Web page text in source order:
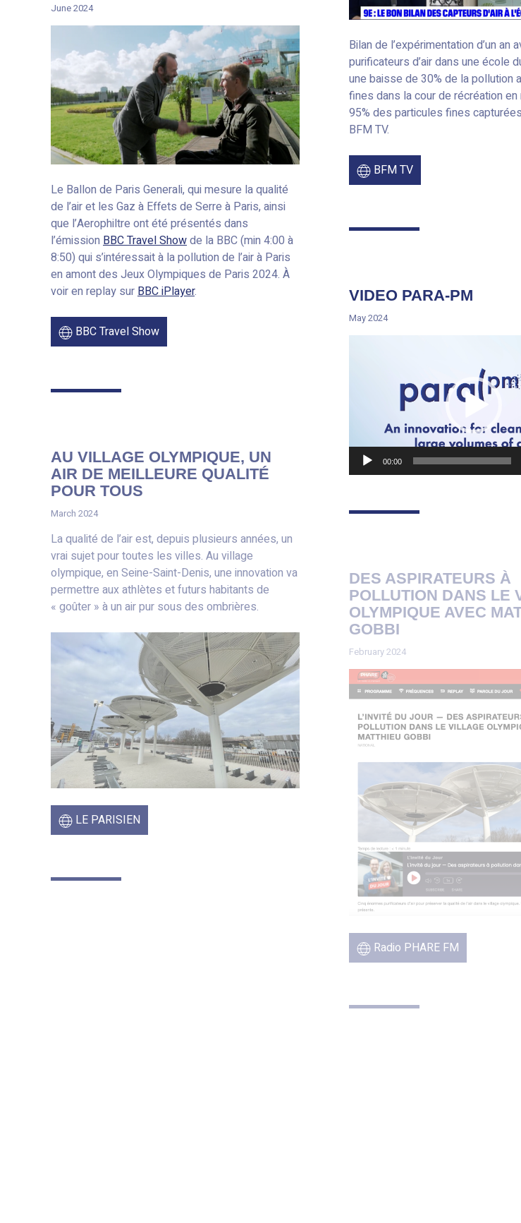
Bilan de l’expérimentation d’un an
purificateurs d’air dans une école
une baisse de 30% de la pollution
fines dans la cour de récréation
95% des particules fines
BFM TV.
BFM TV
June 2024
Le Ballon de Paris Generali, qui mesure la qualité
de l’air et les Gaz à Effets de Serre à Paris, ainsi
que l’Aerophiltre ont été présentés dans
l’émission BBC Travel Showde la BBC (min 4:00 à
8:50) qui s’intéressait à la pollution de l’air à Paris
en amont des Jeux Olympiques de Paris 2024. À
voir en replay surBBC iPlayer.
BBC Travel Show
VIDEO PARA-PM
May 2024
00:00
AU VILLAGE OLYMPIQUE, UN
AIR DE MEILLEURE QUALITÉ
POUR TOUS
March 2024
La qualité de l’air est, depuis plusieurs années, un
vrai sujet pour toutes les villes. Au village
olympique, en Seine-Saint-Denis, une innovation va
permettre aux athlètes et futurs habitants de
« goûter » à un air pur sous des ombrières.
LE PARISIEN
DES ASPIRATEURS À
POLLUTION DANS LE
OLYMPIQUE AVEC
GOBBI
February 2024
Radio PHARE FM